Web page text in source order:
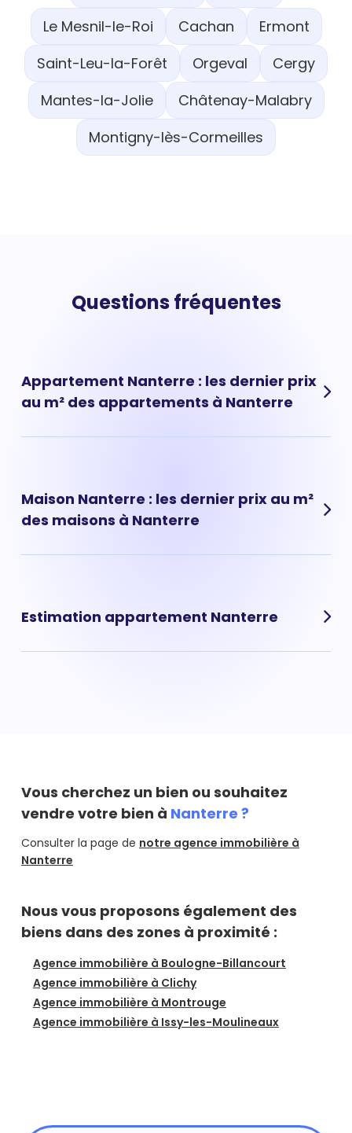
Le Mesnil-le-Roi
Cachan
Ermont
Saint-Leu-la-Forêt
Orgeval
Cergy
Mantes-la-Jolie
Châtenay-Malabry
Montigny-lès-Cormeilles
Questions fréquentes
Appartement Nanterre : les dernier prix
au m² des appartements à Nanterre
Maison Nanterre : les dernier prix au m²
des maisons à Nanterre
Estimation appartement Nanterre
dossier d'estimation d'appartement sous 48H) et
gratuite.
Vous cherchez un bien ou souhaitez
vendre votre bien à Nanterre ?
Consulter la page de notre agence immobilière à
Nanterre
Nous vous proposons également des
biens dans des zones à proximité :
Agence immobilière à Boulogne-Billancourt
Agence immobilière à Clichy
Agence immobilière à Montrouge
Agence immobilière à Issy-les-Moulineaux